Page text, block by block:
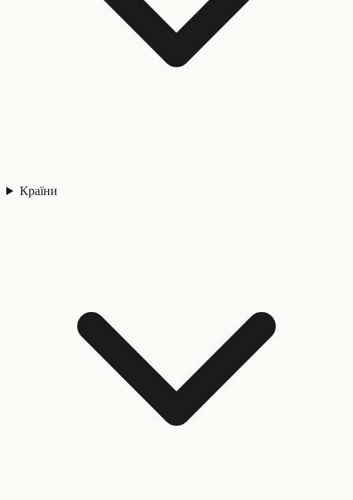
Країни